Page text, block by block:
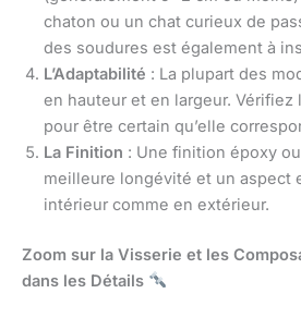
chaton ou un chat curieux de
des soudures est également à
L’Adaptabilité : La plupart des
en hauteur et en largeur. Vérifiez
pour être certain qu’elle
La Finition : Une finition époxy
meilleure longévité et un aspect
intérieur comme en extérieur.
Zoom sur la Visserie et les
dans les Détails